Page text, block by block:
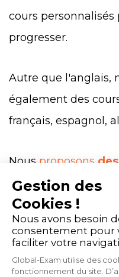
cours
progresser.
Autre que l'anglais,
également des
français, espagnol,
Nous proposons
des exercices
des examens
des coachings
des
Gestion des
Cookies !
Nous avons besoin
consentement pour
faciliter votre
Global-Exam utilise des
fonctionnement du site.